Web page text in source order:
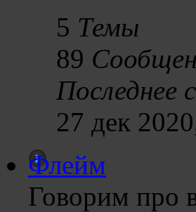
5 Темы
89
Последнее
27 дек
Флейм
Говорим про